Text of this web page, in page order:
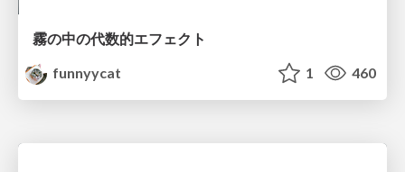
霧の中の代数的エフェクト
funnyycat
1 460